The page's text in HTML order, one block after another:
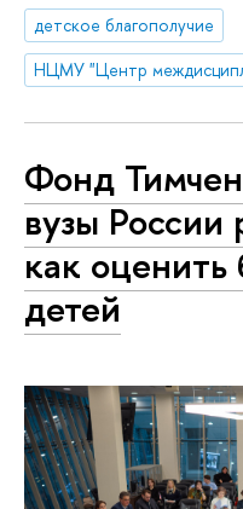
детское благополучие
Фонд
вузы России
как оценить
детей